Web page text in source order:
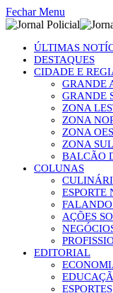
Fechar Menu
ÚLTIMAS
DESTAQUES
CIDADE E
GRANDE
GRANDE
ZONA
ZONA
ZONA
ZONA SUL
BALCÃO
COLUNAS
ESPORTE
AÇÕES
EDITORIAL
ESPORTES